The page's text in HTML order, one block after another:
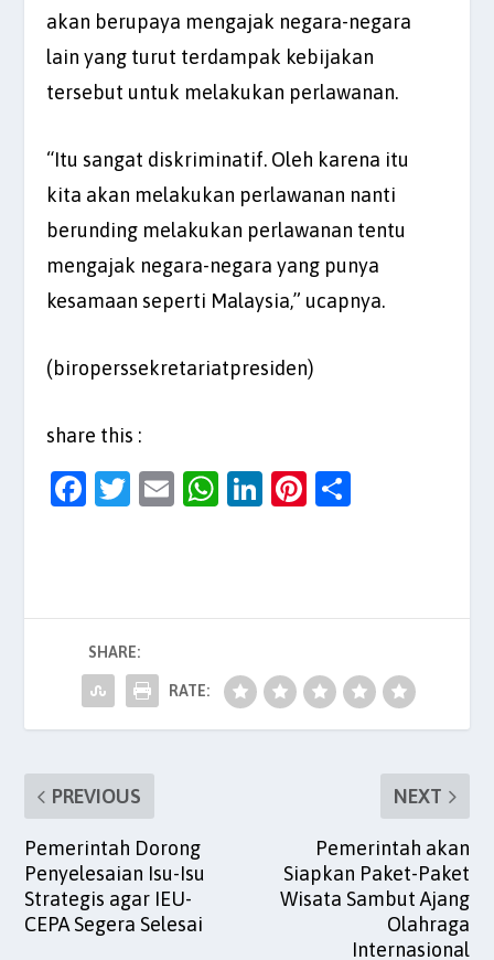
akan berupaya mengajak negara-negara
lain yang turut terdampak kebijakan
tersebut untuk melakukan perlawanan.
“Itu sangat diskriminatif. Oleh karena itu
kita akan melakukan perlawanan nanti
berunding melakukan perlawanan tentu
mengajak negara-negara yang punya
kesamaan seperti Malaysia,” ucapnya.
(biroperssekretariatpresiden)
share this :
F
b
o
o
k
T
E
W
A
p
p
Li
dI
n
Pi
t
SHARE:
RATE:
PREVIOUS
Pemerintah Dorong
Penyelesaian Isu-Isu
Strategis agar IEU-
CEPA Segera Selesai
NEXT
Pemerintah akan
Siapkan Paket-Paket
Wisata Sambut Ajang
Olahraga
Internasional